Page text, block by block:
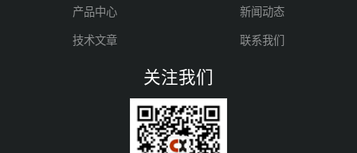
产品中心 新闻动态
技术文章 联系我们
关注我们